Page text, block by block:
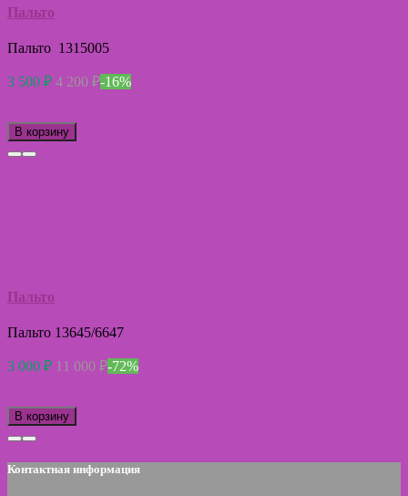
Пальто
Пальто 1315005
3 500 ₽ 4 200 ₽-16%
В корзину
Пальто
Пальто 13645/6647
3 000 ₽ 11 000 ₽-72%
В корзину
Контактная информация